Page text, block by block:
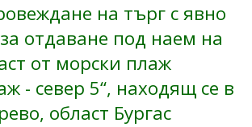
на търг с явно
отдаване под наем на
от морски плаж
- север 5“, находящ се в
област Бургас